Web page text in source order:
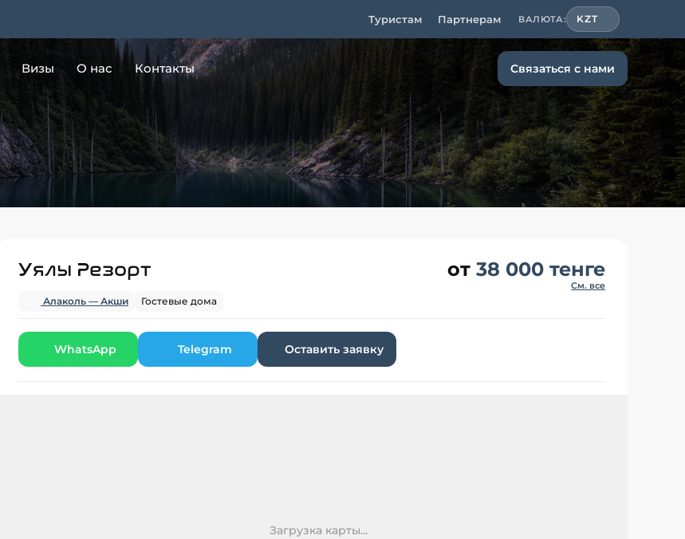
Туристам Партнерам ВАЛЮТА: KZT
Визы О нас Контакты Связаться с нами
Уялы Резорт от 38 000 тенге
См. все
Алаколь — Акши Гостевые дома
WhatsApp Telegram Оставить заявку
Загрузка карты...